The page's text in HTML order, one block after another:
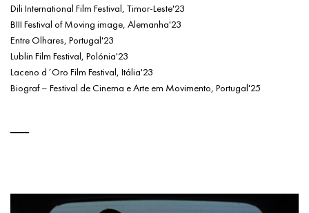
Dili International Film Festival, Timor-Leste'23
BIII Festival of Moving image, Alemanha'23
Entre Olhares, Portugal'23
Lublin Film Festival, Polónia'23
Laceno d´Oro Film Festival, Itália'23
Biograf – Festival de Cinema e Arte em Movimento, Portugal'25